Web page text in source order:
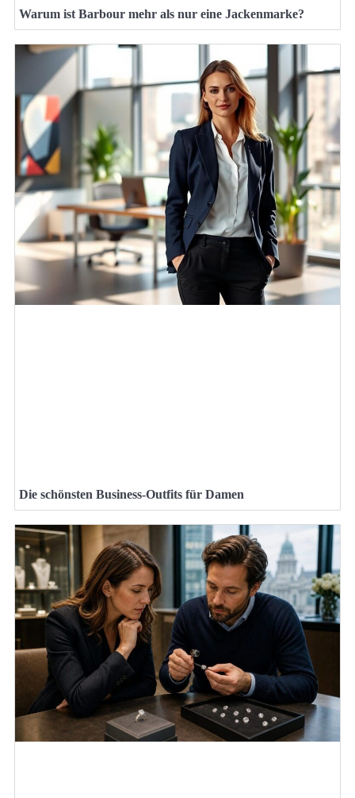
Warum ist Barbour mehr als nur eine Jackenmarke?
Die schönsten Business-Outfits für Damen